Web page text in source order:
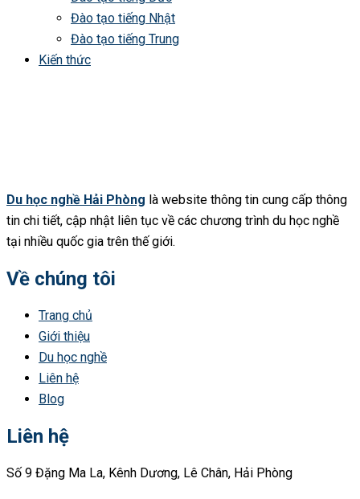
Đào tạo tiếng Nhật
Đào tạo tiếng Trung
Kiến thức
Du học nghề Hải Phòng là website thông tin cung cấp thông
tin chi tiết, cập nhật liên tục về các chương trình du học nghề
tại nhiều quốc gia trên thế giới.
Về chúng tôi
Trang chủ
Giới thiệu
Du học nghề
Liên hệ
Blog
Liên hệ
Số 9 Đặng Ma La, Kênh Dương, Lê Chân, Hải Phòng